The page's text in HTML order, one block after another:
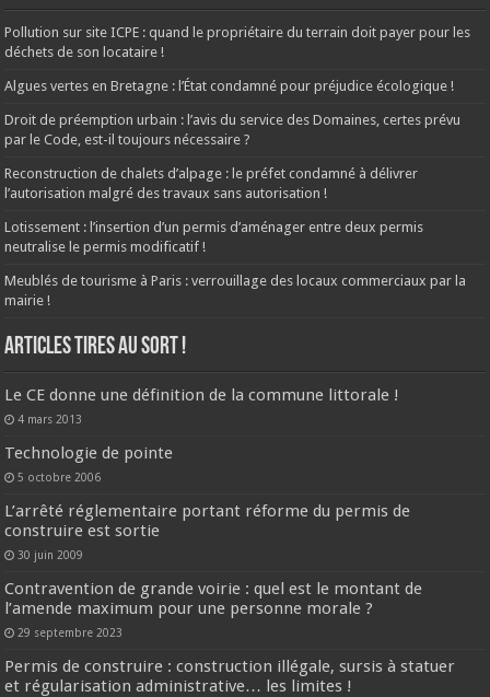
Pollution sur site ICPE : quand le propriétaire du terrain doit payer pour les
déchets de son locataire !
Algues vertes en Bretagne : l’État condamné pour préjudice écologique !
Droit de préemption urbain : l’avis du service des Domaines, certes prévu
par le Code, est-il toujours nécessaire ?
Reconstruction de chalets d’alpage : le préfet condamné à délivrer
l’autorisation malgré des travaux sans autorisation !
Lotissement : l’insertion d’un permis d’aménager entre deux permis
neutralise le permis modificatif !
Meublés de tourisme à Paris : verrouillage des locaux commerciaux par la
mairie !
ARTICLES TIRES AU SORT !
Le CE donne une définition de la commune littorale !
4 mars 2013
Technologie de pointe
5 octobre 2006
L’arrêté réglementaire portant réforme du permis de
construire est sortie
30 juin 2009
Contravention de grande voirie : quel est le montant de
l’amende maximum pour une personne morale ?
29 septembre 2023
Permis de construire : construction illégale, sursis à statuer
et régularisation administrative… les limites !